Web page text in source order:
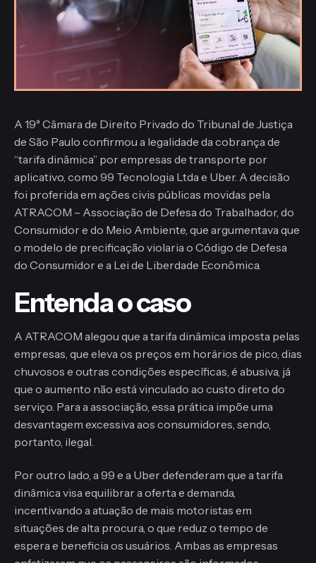
A 19ª Câmara de Direito Privado do Tribunal de Justiça
de São Paulo confirmou a legalidade da cobrança de
“tarifa dinâmica” por empresas de transporte por
aplicativo, como 99 Tecnologia Ltda e Uber. A decisão
foi proferida em ações civis públicas movidas pela
ATRACOM – Associação de Defesa do Trabalhador, do
Consumidor e do Meio Ambiente, que argumentava que
o modelo de precificação violaria o Código de Defesa
do Consumidor e a Lei de Liberdade Econômica.
Entenda o caso
A ATRACOM alegou que a tarifa dinâmica imposta pelas
empresas, que eleva os preços em horários de pico, dias
chuvosos e outras condições específicas, é abusiva, já
que o aumento não está vinculado ao custo direto do
serviço. Para a associação, essa prática impõe uma
desvantagem excessiva aos consumidores, sendo,
portanto, ilegal.
Por outro lado, a 99 e a Uber defenderam que a tarifa
dinâmica visa equilibrar a oferta e demanda,
incentivando a atuação de mais motoristas em
situações de alta procura, o que reduz o tempo de
espera e beneficia os usuários. Ambas as empresas